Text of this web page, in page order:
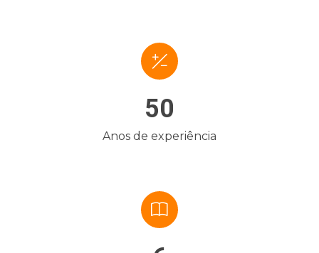
50
Anos de experiência